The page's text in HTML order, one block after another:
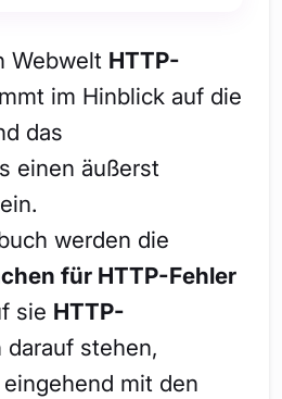
Webwelt HTTP-
im Hinblick auf die
das
einen äußerst
werden die
für HTTP-Fehler
sie HTTP-
darauf stehen,
mit den